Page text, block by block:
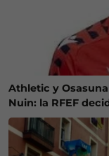
Athletic y
Nuin: la RFEF